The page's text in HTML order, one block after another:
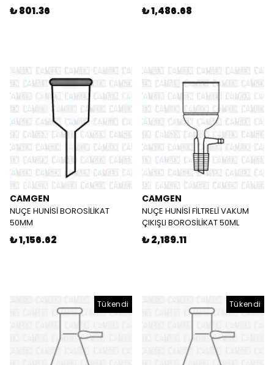
₺ 801.36 ₺ 1,486.68
CAMGEN
NUÇE HUNİSİ BOROSİLİKAT
50MM
₺ 1,156.62
CAMGEN
NUÇE HUNİSİ FİLTRELİ VAKUM
ÇIKIŞLI BOROSİLİKAT 50ML
₺ 2,189.11
Tükendi Tükendi